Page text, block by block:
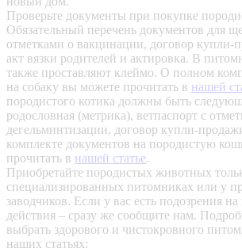
Проверьте документы при покупке
Обязательный перечень документов для
отметками о вакцинации, договор купли-
акт вязки родителей и актировка. В
также проставляют клеймо. О полном
на собаку вы можете прочитать в нашей
породистого котика должны быть
родословная (метрика), ветпаспорт с
дегельминтизации, договор купли-
комплекте документов на породистую
прочитать в нашей статье.
Приобретайте породистых животных
специализированных питомниках или у
заводчиков. Если у вас есть подозрения
действия – сразу же сообщите нам.
выбрать здорового и чистокровного
наших статьях: